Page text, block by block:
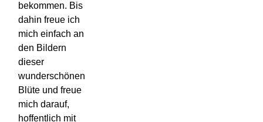
bekommen. Bis
dahin freue ich
mich einfach an
den Bildern
dieser
wunderschönen
Blüte und freue
mich darauf,
hoffentlich mit